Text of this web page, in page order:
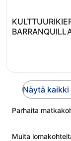
Näytä
Parhaita
Muita